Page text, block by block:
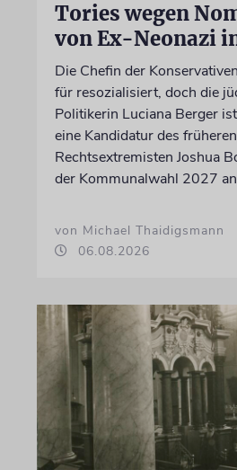
Tories wegen
von Ex-Neonazi
Die Chefin der
für resozialisiert, doch die
Politikerin Luciana Berger
eine Kandidatur des früheren
Rechtsextremisten Joshua
der Kommunalwahl 2027
von Michael Thaidigsmann
06.08.2026